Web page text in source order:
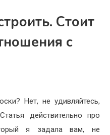
Стоит
с
Нет, не удивляйтесь,
действительно про
я задала вам, не